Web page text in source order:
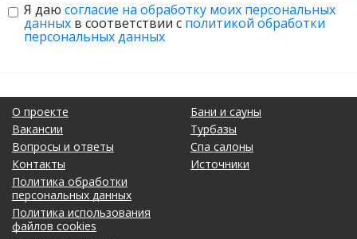
Я даю согласие на обработку моих персональных
данных в соответствии с политикой обработки
персональных данных
О проекте
Вакансии
Вопросы и ответы
Контакты
Политика обработки
персональных данных
Политика использования
файлов cookies
Бани и сауны
Турбазы
Спа салоны
Источники